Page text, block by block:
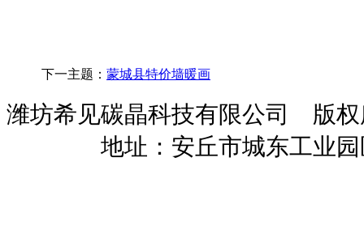
下一主题： 蒙城县特价墙暖画
潍坊希见碳晶科技有限公司
地址：安丘市城东工业